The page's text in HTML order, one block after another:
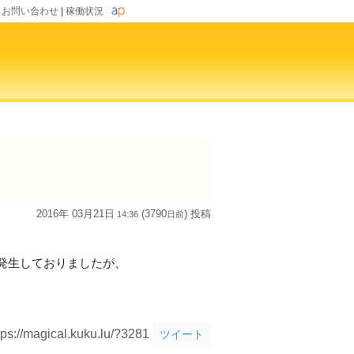
お問い合わせ 稼働状況
2016年 03月21日 14:36 (3790日前) 投稿
しておりましたが、
magical.kuku.lu/?3281 ツイート